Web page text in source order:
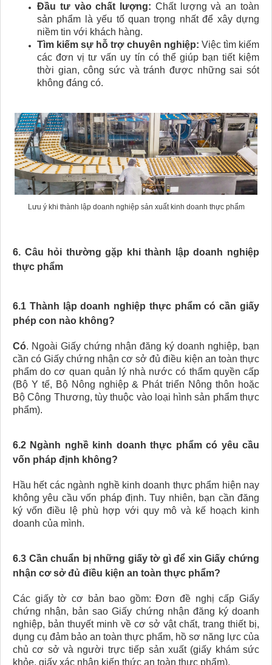
Đầu tư vào chất lượng: Chất lượng và an toàn
sản phẩm là yếu tố quan trọng nhất để xây dựng
niềm tin với khách hàng.
Tìm kiếm sự hỗ trợ chuyên nghiệp: Việc tìm kiếm
các đơn vị tư vấn uy tín có thể giúp bạn tiết kiệm
thời gian, công sức và tránh được những sai sót
không đáng có.
Lưu ý khi thành lập doanh nghiệp sản xuất kinh doanh thực phẩm
6. Câu hỏi thường gặp khi thành lập doanh nghiệp
thực phẩm
6.1 Thành lập doanh nghiệp thực phẩm có cần giấy
phép con nào không?
Có. Ngoài Giấy chứng nhận đăng ký doanh nghiệp, bạn
cần có Giấy chứng nhận cơ sở đủ điều kiện an toàn thực
phẩm do cơ quan quản lý nhà nước có thẩm quyền cấp
(Bộ Y tế, Bộ Nông nghiệp & Phát triển Nông thôn hoặc
Bộ Công Thương, tùy thuộc vào loại hình sản phẩm thực
phẩm).
6.2 Ngành nghề kinh doanh thực phẩm có yêu cầu
vốn pháp định không?
Hầu hết các ngành nghề kinh doanh thực phẩm hiện nay
không yêu cầu vốn pháp định. Tuy nhiên, bạn cần đăng
ký vốn điều lệ phù hợp với quy mô và kế hoạch kinh
doanh của mình.
6.3 Cần chuẩn bị những giấy tờ gì để xin Giấy chứng
nhận cơ sở đủ điều kiện an toàn thực phẩm?
Các giấy tờ cơ bản bao gồm: Đơn đề nghị cấp Giấy
chứng nhận, bản sao Giấy chứng nhận đăng ký doanh
nghiệp, bản thuyết minh về cơ sở vật chất, trang thiết bị,
dụng cụ đảm bảo an toàn thực phẩm, hồ sơ năng lực của
chủ cơ sở và người trực tiếp sản xuất (giấy khám sức
khỏe, giấy xác nhận kiến thức an toàn thực phẩm).